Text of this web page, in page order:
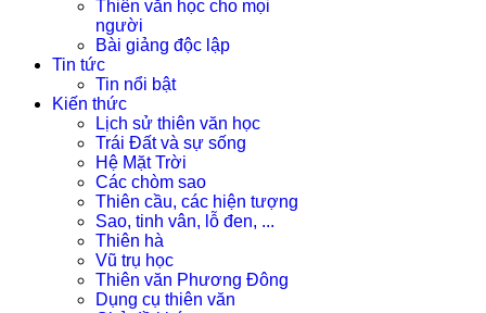
Thiên văn học cho mọi
người
Bài giảng độc lập
Tin tức
Tin nổi bật
Kiến thức
Lịch sử thiên văn học
Trái Đất và sự sống
Hệ Mặt Trời
Các chòm sao
Thiên cầu, các hiện tượng
Sao, tinh vân, lỗ đen, ...
Thiên hà
Vũ trụ học
Thiên văn Phương Đông
Dụng cụ thiên văn